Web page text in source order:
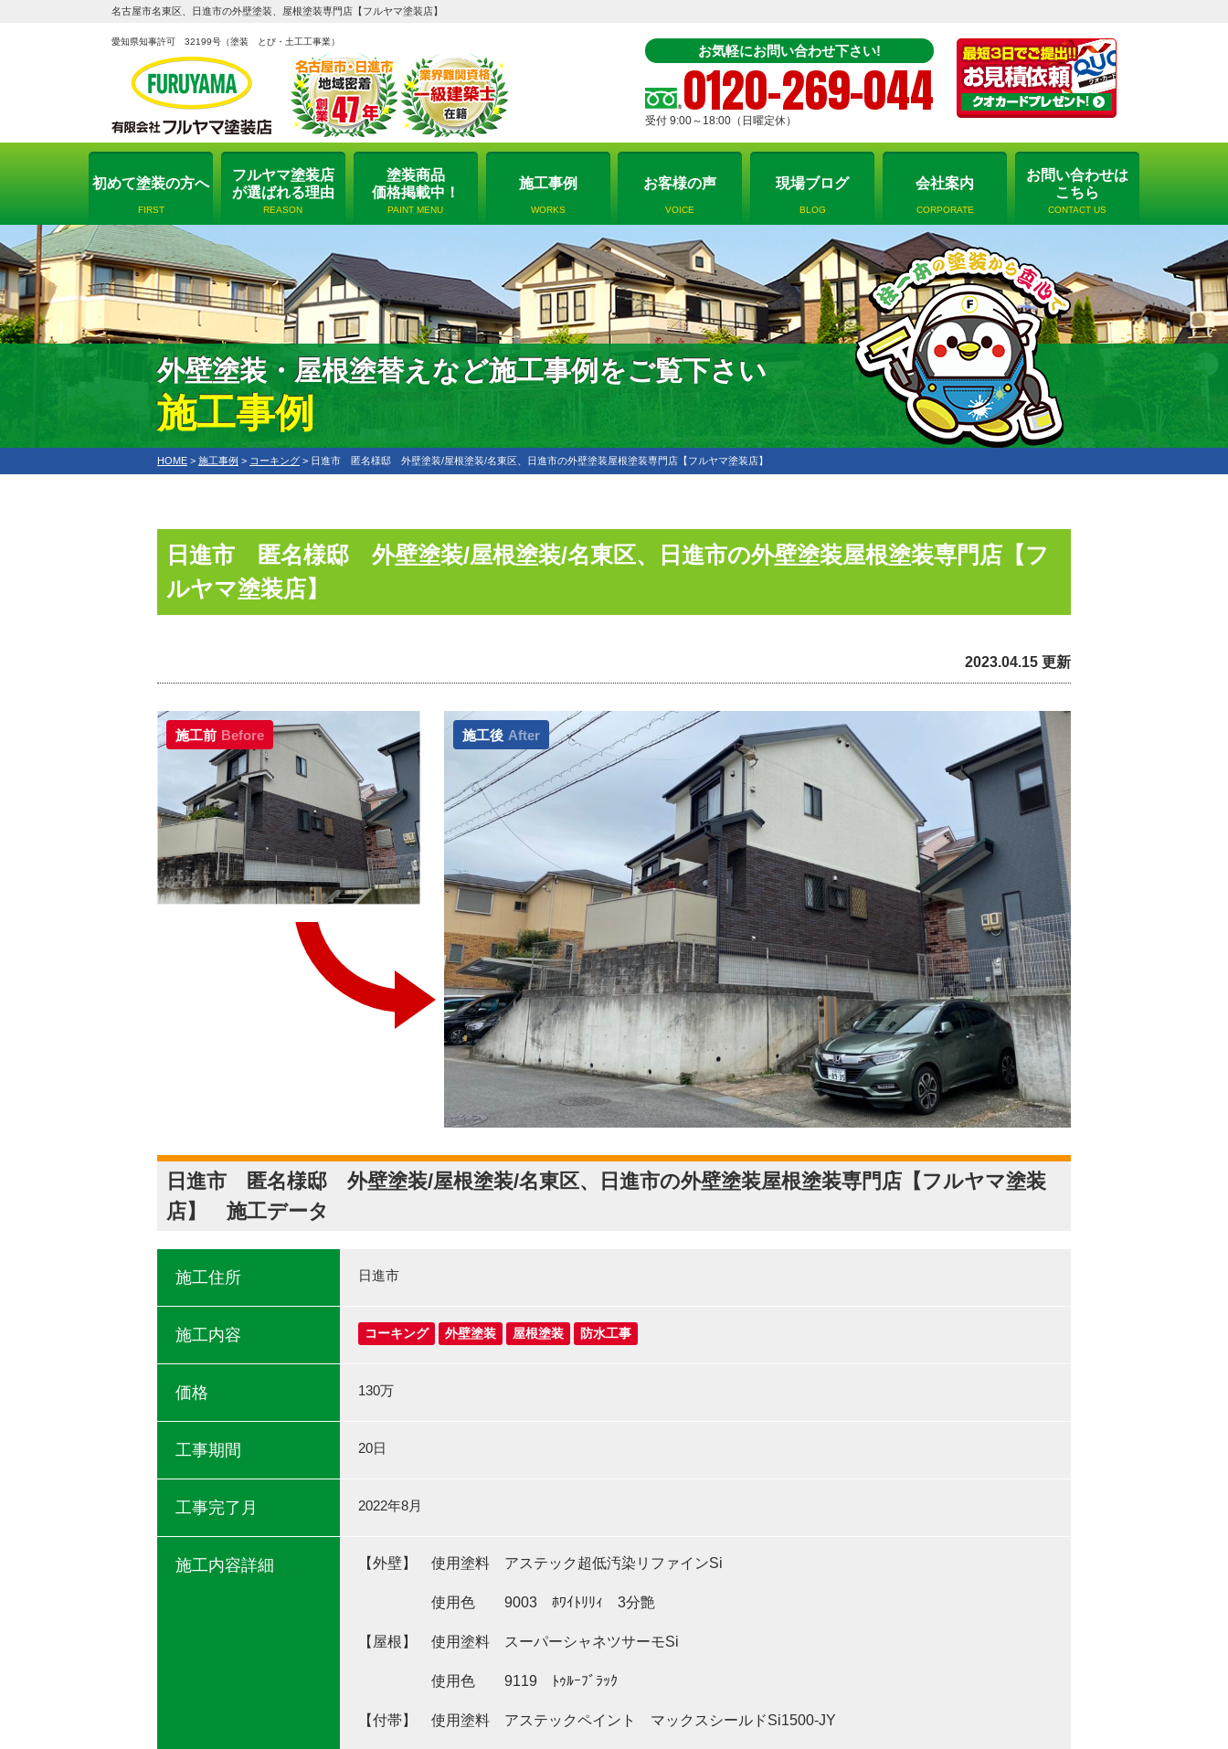
名古屋市名東区、日進市の外壁塗装、屋根塗装専門店【フルヤマ塗装店】
愛知県知事許可 32199号 （塗装 とび・土工工事業）
お気軽にお問い合わせ下さい!
0120-269-044
受付 9:00～18:00（日曜定休）
初めて塗装の方へ
FIRST
フルヤマ塗装店
が選ばれる理由
REASON
塗装商品
価格掲載中！
PAINT MENU
施工事例
WORKS
お客様の声
VOICE
現場ブログ
BLOG
会社案内
CORPORATE
お問い合わせは
こちら
CONTACT US
外壁塗装・屋根塗替えなど施工事例をご覧下さい
施工事例
HOME > 施工事例 > コーキング > 日進市 匿名様邸 外壁塗装/屋根塗装/名東区、日進市の外壁塗装屋根塗装専門店【フルヤマ塗装店】
日進市 匿名様邸 外壁塗装/屋根塗装/名東区、日進市の外壁塗装屋根塗装専門店【フ
ルヤマ塗装店】
2023.04.15 更新
施工前 Before 施工後 After
日進市 匿名様邸 外壁塗装/屋根塗装/名東区、日進市の外壁塗装屋根塗装専門店【フルヤマ塗装
店】 施工データ
施工住所 日進市
施工内容 コーキング 外壁塗装 屋根塗装 防水工事
価格 130万
工事期間 20日
工事完了月 2022年8月
施工内容詳細 【外壁】 使用塗料 アステック超低汚染リファインSi
使用色 9003 ﾎﾜｲﾄﾘﾘｨ 3分艶
【屋根】 使用塗料 スーパーシャネツサーモSi
使用色 9119 ﾄｩﾙｰﾌﾞﾗｯｸ
【付帯】 使用塗料 アステックペイント マックスシールドSi1500-JY